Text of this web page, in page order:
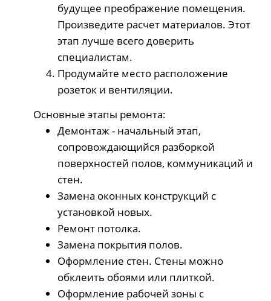
будущее преображение помещения.
Произведите расчет материалов. Этот
этап лучше всего доверить
специалистам.
Продумайте место расположение
розеток и вентиляции.
Основные этапы ремонта:
Демонтаж - начальный этап,
сопровождающийся разборкой
поверхностей полов, коммуникаций и
стен.
Замена оконных конструкций с
установкой новых.
Ремонт потолка.
Замена покрытия полов.
Оформление стен. Стены можно
обклеить обоями или плиткой.
Оформление рабочей зоны с